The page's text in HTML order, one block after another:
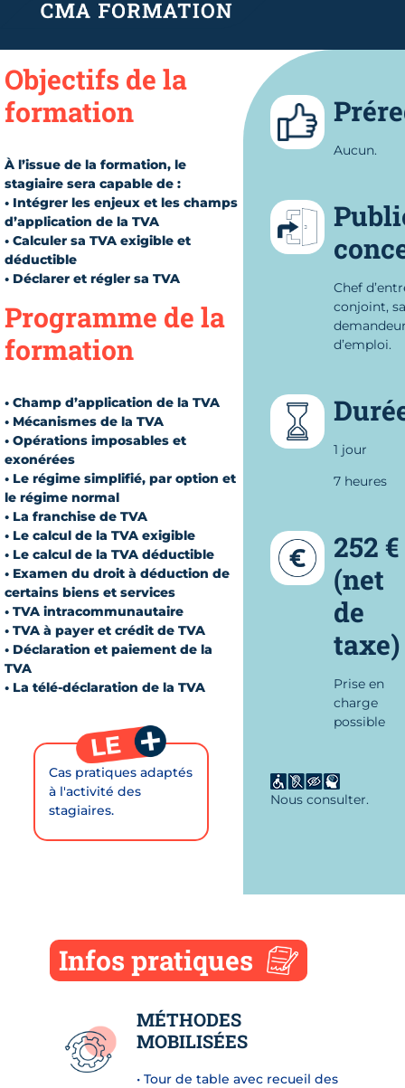
Objectifs de la
formation
À l’issue de la formation, le
stagiaire sera capable de :
• Intégrer les enjeux et les champs
d’application de la TVA
• Calculer sa TVA exigible et
déductible
• Déclarer et régler sa TVA
Programme de la
formation
• Champ d’application de la TVA
• Mécanismes de la TVA
• Opérations imposables et
exonérées
• Le régime simplifié, par option et
le régime normal
• La franchise de TVA
• Le calcul de la TVA exigible
• Le calcul de la TVA déductible
• Examen du droit à déduction de
certains biens et services
• TVA intracommunautaire
• TVA à payer et crédit de TVA
• Déclaration et paiement de la
TVA
• La télé-déclaration de la TVA
Cas pratiques adaptés
à l'activité des
stagiaires.
Aucun.
Chef
conjoint,
d’emploi.
1 jour
7 heures
252 €
(net
de
taxe)
Prise en
charge
possible
Nous consulter.
Infos pratiques
MÉTHODES
MOBILISÉES
• Tour de table avec recueil des